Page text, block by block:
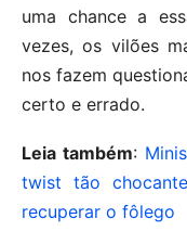
uma chance a
vezes, os vilões
nos fazem
certo e errado.
Leia também:
twist tão
recuperar o fôlego